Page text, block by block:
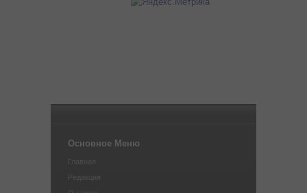
Основное Меню
Главная
Редакция